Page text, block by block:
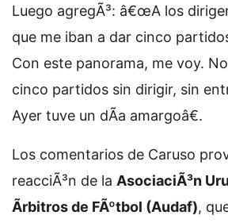
Luego agregÃ³: â€œA los
que me iban a dar cinco
Con este panorama, me voy.
cinco partidos sin dirigir, sin
Ayer tuve un dÃ­a amargoâ€.
Los comentarios de Caruso
reacciÃ³n de la AsociaciÃ³n
Ãrbitros de FÃºtbol (Audaf),